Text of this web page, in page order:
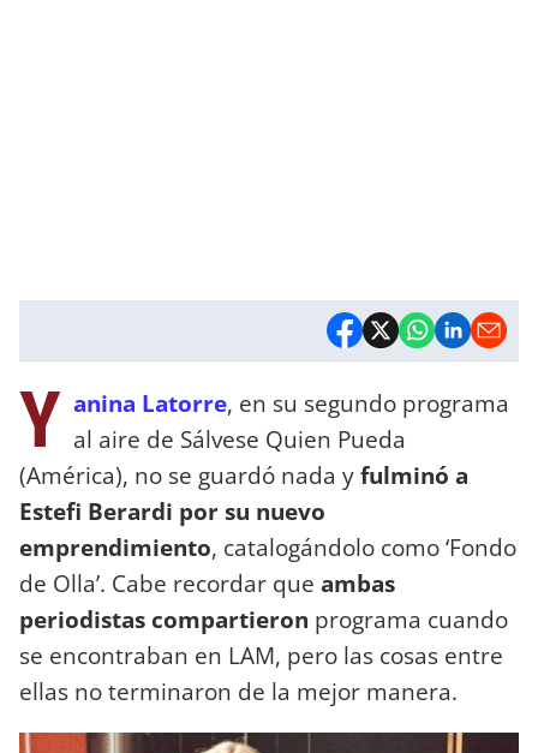
Y anina Latorre, en su segundo programa
al aire de Sálvese Quien Pueda
(América), no se guardó nada yfulminó a
Estefi Berardi por su nuevo
emprendimiento, catalogándolo como ‘Fondo
de Olla’. Cabe recordar que ambas
periodistas compartieron programa cuando
se encontraban en LAM, pero las cosas entre
ellas no terminaron de la mejor manera.